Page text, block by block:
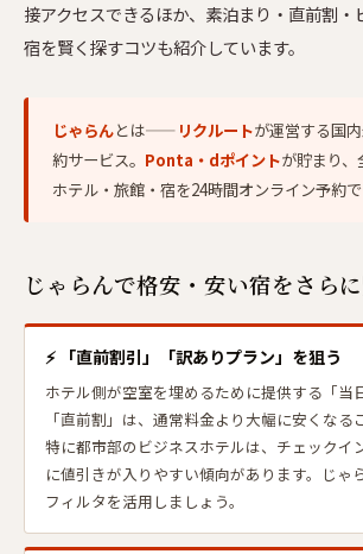
接アクセスできるほか、素泊まり・直前割・
宿を賢く探すコツも紹介しています。
じゃらんとは—— リクルートが運営する国
約サービス。 Ponta・dポイントが貯まり、
ホテル・旅館・宿を24時間オンライン予約で
じゃらんで格安・安い宿をさら
⚡ 「直前割引」「訳ありプラン」を狙う
ホテル側が空室を埋めるために提供する「当
「直前割」は、通常料金より大幅に安くなる
特に都市部のビジネスホテルは、チェックイ
に値引きが入りやすい傾向があります。じゃ
フィルタを活用しましょう。